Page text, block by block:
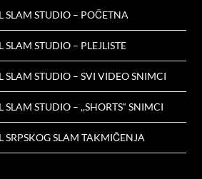
SLAM STUDIO – POČETNA
STUDIO – PLEJLISTE
SLAM STUDIO – SVI VIDEO SNIMCI
STUDIO – ,,SHORTS“ SNIMCI
SRPSKOG SLAM TAKMIČENJA